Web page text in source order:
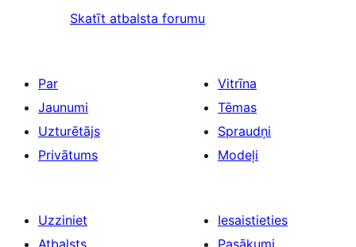
Skatīt atbalsta forumu
Par
Jaunumi
Uzturētājs
Privātums
Vitrīna
Tēmas
Spraudņi
Modeļi
Uzziniet
Atbalsts
Iesaistieties
Pasākumi